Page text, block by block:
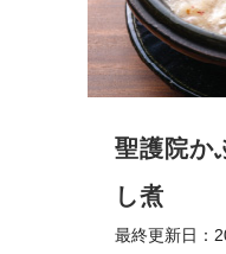
聖護院か
し煮
最終更新日：